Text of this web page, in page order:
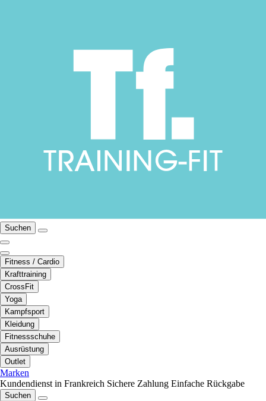
Suchen
Fitness / Cardio
Krafttraining
CrossFit
Yoga
Kampfsport
Kleidung
Fitnessschuhe
Ausrüstung
Outlet
Marken
Kundendienst in Frankreich Sichere Zahlung Einfache Rückgabe
Suchen